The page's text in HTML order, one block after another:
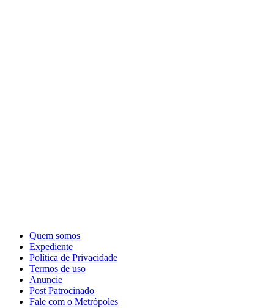
Quem somos
Expediente
Política de Privacidade
Termos de uso
Anuncie
Post Patrocinado
Fale com o Metrópoles